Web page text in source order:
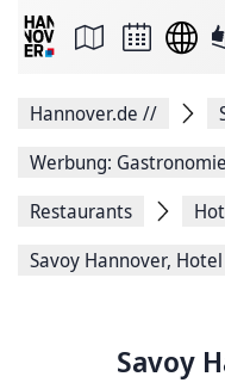
Seite
Facebook
teilen
Seitenlink
Seite
Hannover.de //
Werbung:
Restaurants
Savoy Hannover, Hotel
Savoy